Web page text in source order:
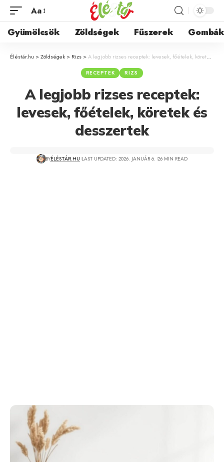
Aa
Gyümölcsök Zöldségek Fűszerek Gombák
Éléstár.hu >Zöldségek > Rizs >A legjobb rizses receptek: levesek, főételek, köretek és desszertek
RECEPTEK RIZS
A legjobb rizses receptek:
levesek, főételek, köretek és
desszertek
BYÉLÉSTÁR.HU LAST UPDATED: 2026. JANUÁR 6. 26 MIN READ